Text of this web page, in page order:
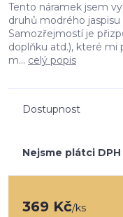
Tento náramek jsem
druhů modrého
Samozřejmostí je
doplňku atd.), které mi
m... celý popis
Dostupnost
Nejsme plátci DPH
369 Kč/ks